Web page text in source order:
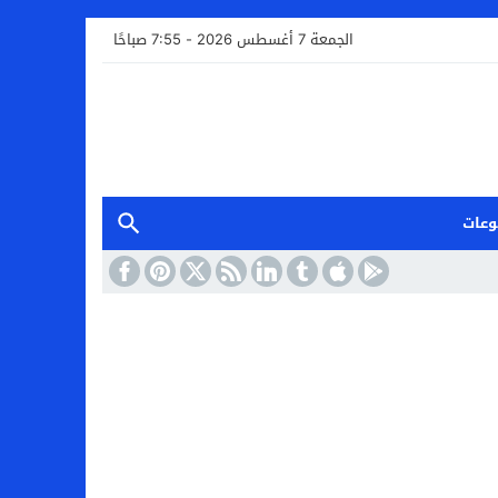
الجمعة 7 أغسطس 2026 - 7:55 صباحًا